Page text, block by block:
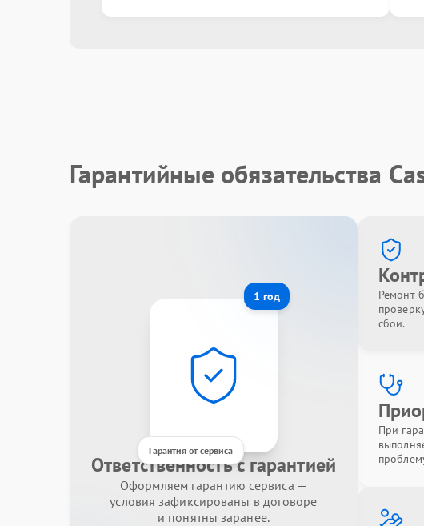
Гарантийные обязательства
1 год
Гарантия от сервиса
Ответственность с гарантией
Оформляем гарантию сервиса —
условия зафиксированы в договоре
и понятны заранее.
Ремонт
сбои.
При